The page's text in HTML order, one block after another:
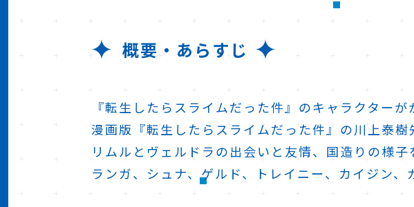
概要・あらすじ
『転生したらスライムだった件』のキャラクターが
漫画版『転生したらスライムだった件』の川上泰
リムルとヴェルドラの出会いと友情、国造りの様
ランガ、シュナ、ゲルド、トレイニー、カイジン